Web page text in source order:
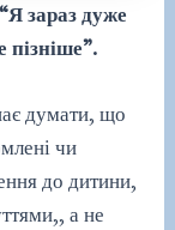
“Я зараз дуже
думати, що
чи
до дитини,
а не